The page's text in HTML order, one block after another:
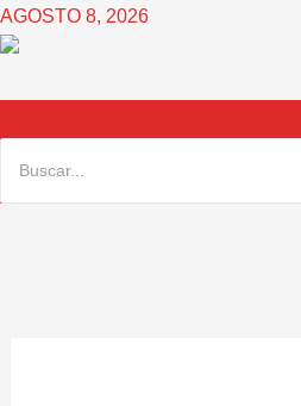
Ir
al
AGOSTO 8, 2026